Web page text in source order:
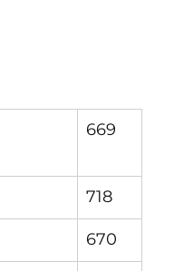
669
718
670